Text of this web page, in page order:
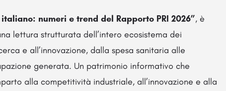
numeri e trend del Rapporto PRI 2026”, è
lettura strutturata dell’intero ecosistema dei
e all’innovazione, dalla spesa sanitaria alle
generata. Un patrimonio informativo che
alla competitività industriale, all’innovazione e alla